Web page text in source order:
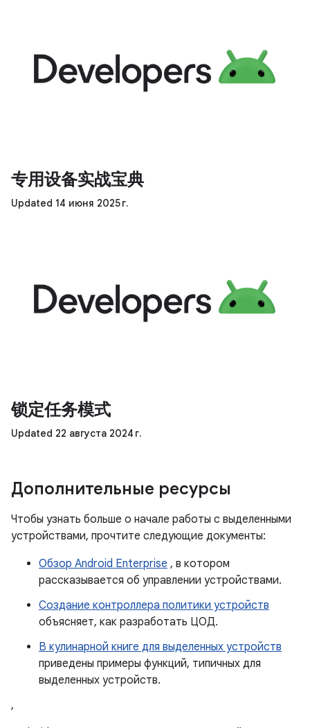
专用设备实战宝典
Updated 14 июня 2025 г.
锁定任务模式
Updated 22 августа 2024 г.
Дополнительные ресурсы
Чтобы узнать больше о начале работы с выделенными
устройствами, прочтите следующие документы:
Обзор Android Enterprise , в котором
рассказывается об управлении устройствами.
Создание контроллера политики устройств
объясняет, как разработать ЦОД.
В кулинарной книге для выделенных устройств
приведены примеры функций, типичных для
выделенных устройств.
,